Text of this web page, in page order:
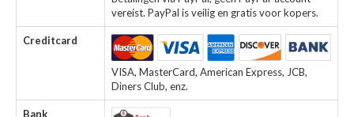
vereist. PayPal is veilig en gratis voor kopers.
Creditcard
VISA, MasterCard, American Express, JCB,
Diners Club, enz.
Bank